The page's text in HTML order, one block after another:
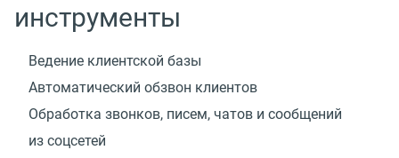
инструменты
Ведение клиентской базы
Автоматический обзвон клиентов
Обработка звонков, писем, чатов и сообщений
из соцсетей